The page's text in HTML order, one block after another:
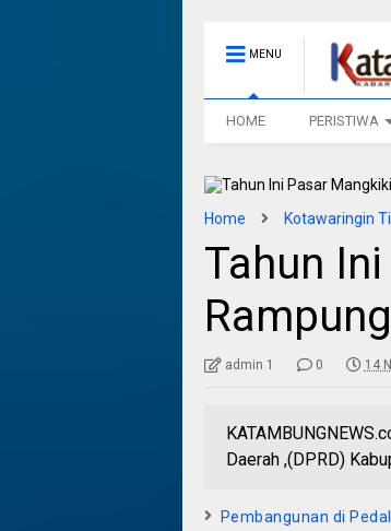
MENU
HOME PERISTIWA
Home Kotawaringin
Tahun
Rampung
admin 1 0 14
Daerah ,(DPRD)
Pembangunan di